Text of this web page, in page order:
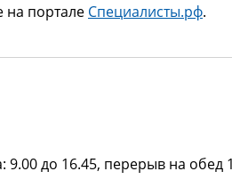
на портале Специалисты.рф.
до 16.45, перерыв на обед